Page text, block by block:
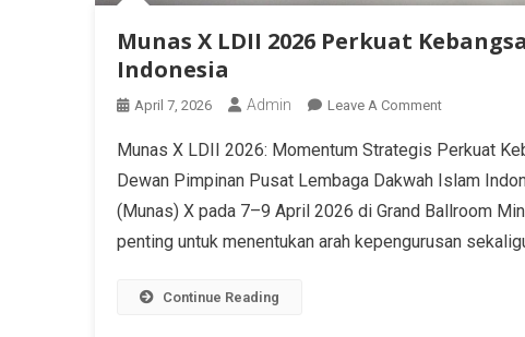
Munas X LDII 2026 Perkuat
Indonesia
April 7, 2026 Admin Leave A Comment
Munas X LDII 2026: Momentum Strategis Perkuat
Dewan Pimpinan Pusat Lembaga Dakwah Islam
(Munas) X pada 7–9 April 2026 di Grand Ballroom
penting untuk menentukan arah kepengurusan
Continue Reading